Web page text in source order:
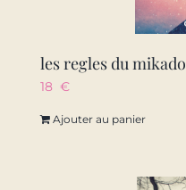
les regles du mikado
18 €
Ajouter au panier